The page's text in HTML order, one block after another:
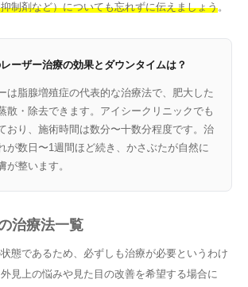
制剤など）についても忘れずに伝えましょう。
ーザー治療の効果とダウンタイムは？
は脂腺増殖症の代表的な治療法で、肥大した
散・除去できます。アイシークリニックでも
おり、施術時間は数分〜十数分程度です。治
が数日〜1週間ほど続き、かさぶたが自然に
が整います。
治療法一覧
態であるため、必ずしも治療が必要というわけ
見上の悩みや見た目の改善を希望する場合に